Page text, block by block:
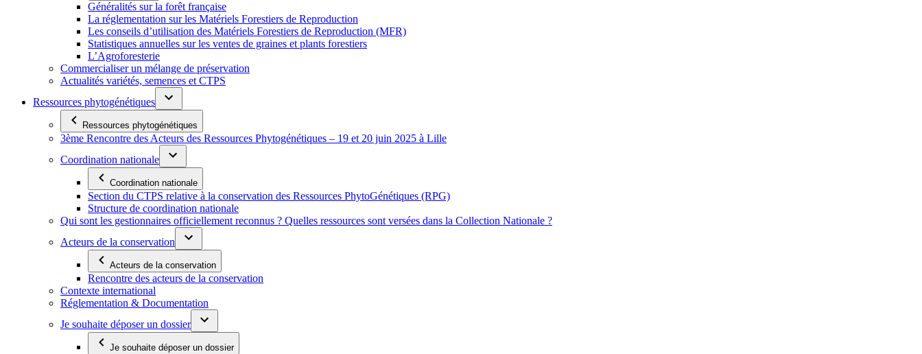
Généralités sur la forêt française
La réglementation sur les Matériels Forestiers de Reproduction
Les conseils d’utilisation des Matériels Forestiers de Reproduction (MFR)
Statistiques annuelles sur les ventes de graines et plants forestiers
L’Agroforesterie
Commercialiser un mélange de préservation
Actualités variétés, semences et CTPS
Ressources phytogénétiques
Ressources phytogénétiques
3ème Rencontre des Acteurs des Ressources Phytogénétiques – 19 et 20 juin 2025 à Lille
Coordination nationale
Coordination nationale
Section du CTPS relative à la conservation des Ressources PhytoGénétiques (RPG)
Structure de coordination nationale
Qui sont les gestionnaires officiellement reconnus ? Quelles ressources sont versées dans la Collection Nationale ?
Acteurs de la conservation
Acteurs de la conservation
Rencontre des acteurs de la conservation
Contexte international
Réglementation & Documentation
Je souhaite déposer un dossier
Je souhaite déposer un dossier